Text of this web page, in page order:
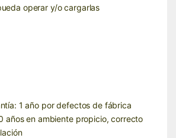
operar y/o cargarlas
1 año por defectos de fábrica
años en ambiente propicio, correcto